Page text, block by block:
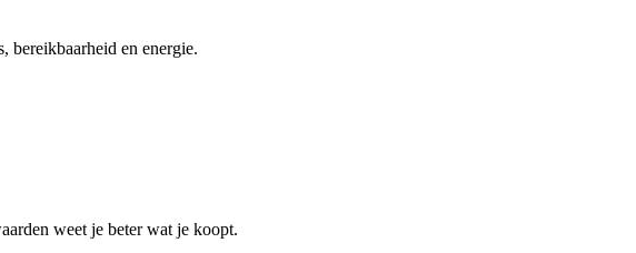
bereikbaarheid en energie.
weet je beter wat je koopt.